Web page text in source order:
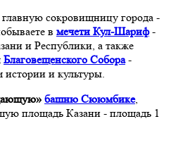
главную сокровищницу города -
в мечети Кул-Шариф-
и Республики, а также
Благовещенского Собора-
и культуры.
башню Сююмбике,
площадь Казани - площадь 1